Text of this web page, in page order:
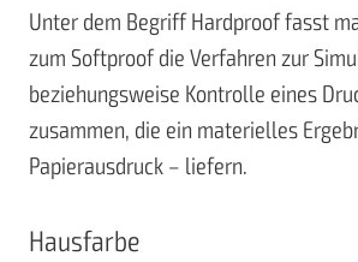
Unter dem Begriff Hardproof fasst
zum Softproof die Verfahren zur
beziehungsweise Kontrolle eines
zusammen, die ein materielles
Papierausdruck – liefern.
Hausfarbe